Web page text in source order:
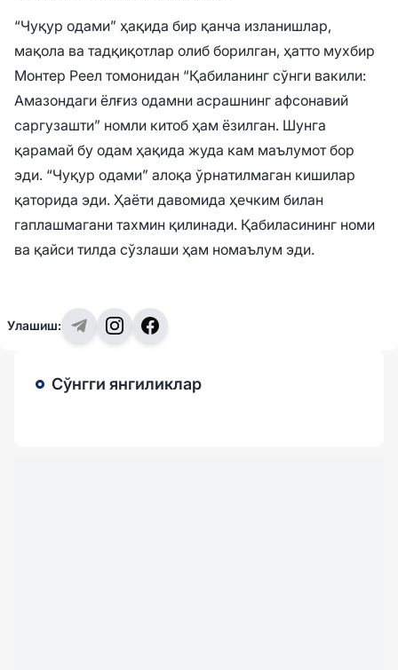
“Чуқур одами” ҳақида бир қанча изланишлар,
мақола ва тадқиқотлар олиб борилган, ҳатто мухбир
Монтер Реел томонидан “Қабиланинг сўнги вакили:
Амазондаги ёлғиз одамни асрашнинг афсонавий
саргузашти” номли китоб ҳам ёзилган. Шунга
қарамай бу одам ҳақида жуда кам маълумот бор
эди. “Чуқур одами” алоқа ўрнатилмаган кишилар
қаторида эди. Ҳаёти давомида ҳечким билан
гаплашмагани тахмин қилинади. Қабиласининг номи
ва қайси тилда сўзлаши ҳам номаълум эди.
Улашиш:
Сўнгги янгиликлар